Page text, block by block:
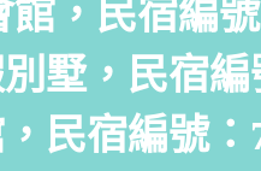
館，民宿編
墅，民宿
民宿編號